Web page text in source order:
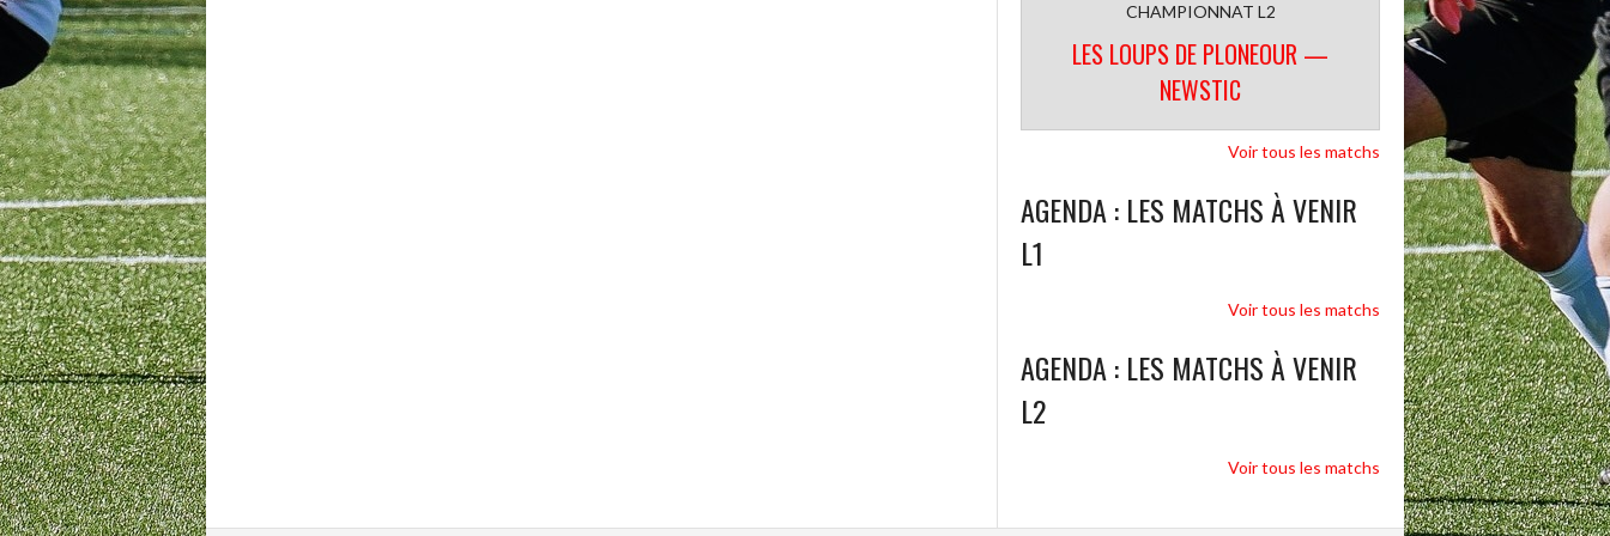
CHAMPIONNAT L2
LES LOUPS DE PLONEOUR —
NEWSTIC
Voir tous les matchs
AGENDA : LES MATCHS À VENIR
L1
Voir tous les matchs
AGENDA : LES MATCHS À VENIR
L2
Voir tous les matchs